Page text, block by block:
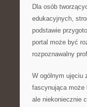
Dla osób
edukacyjnych,
podstawie
portal może być
rozpoznawalny
W ogólnym ujęciu
fascynująca może
ale niekoniecznie